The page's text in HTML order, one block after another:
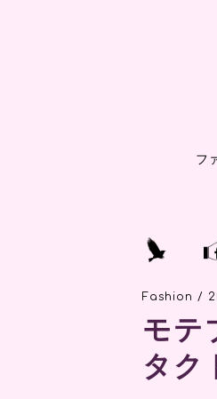
フ
Fashion /
モテ
タク